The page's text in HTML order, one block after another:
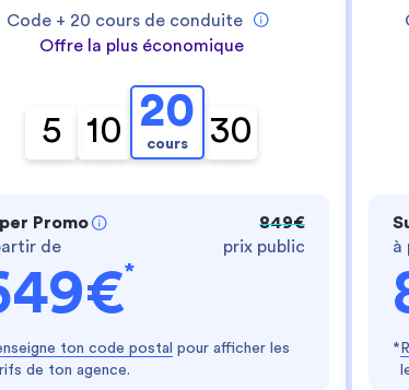
ton expérience d'utilisateur
les annonces
Consentements certifiés par
de Gestion du Consentement :
vous permet d'adapter et de
Code + 20 cours de conduite
Offre la plus économique
5 10 20
cours 30
Promo
de
*
849€
prix public
ton code postal pour afficher les
de ton agence.
à
*